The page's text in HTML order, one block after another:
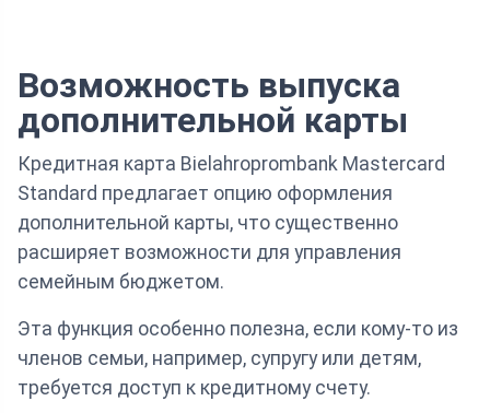
Возможность выпуска
дополнительной карты
Кредитная карта Bielahroprombank Mastercard
Standard предлагает опцию оформления
дополнительной карты, что существенно
расширяет возможности для управления
семейным бюджетом.
Эта функция особенно полезна, если кому-то из
членов семьи, например, супругу или детям,
требуется доступ к кредитному счету.